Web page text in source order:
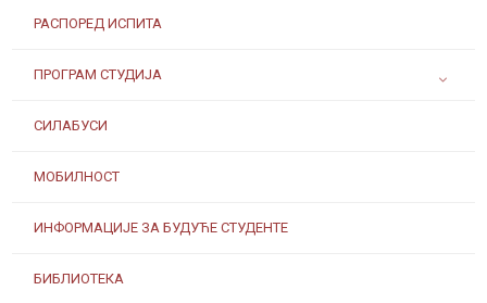
РАСПОРЕД ИСПИТА
ПРОГРАМ СТУДИЈА
СИЛАБУСИ
МОБИЛНОСТ
ИНФОРМАЦИЈЕ ЗА БУДУЋЕ СТУДЕНТЕ
БИБЛИОТЕКА